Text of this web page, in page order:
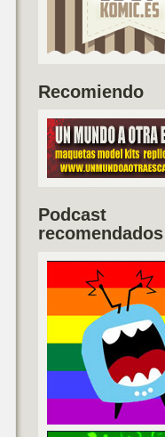
Recomiendo
Podcast
recomendados